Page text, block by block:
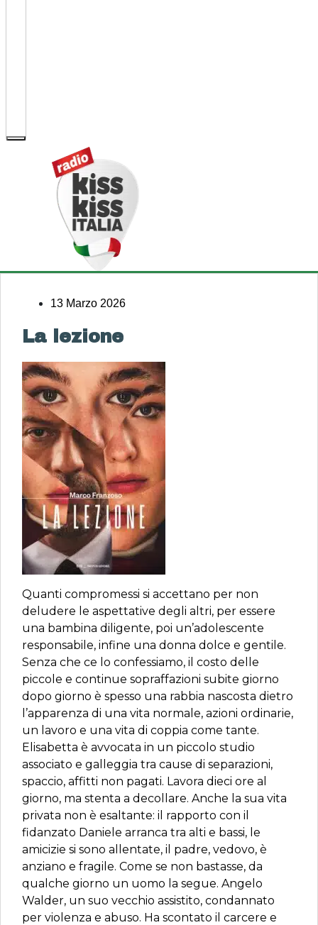
13 Marzo 2026
La lezione
Quanti compromessi si accettano per non
deludere le aspettative degli altri, per essere
una bambina diligente, poi un’adolescente
responsabile, infine una donna dolce e gentile.
Senza che ce lo confessiamo, il costo delle
piccole e continue sopraffazioni subite giorno
dopo giorno è spesso una rabbia nascosta dietro
l’apparenza di una vita normale, azioni ordinarie,
un lavoro e una vita di coppia come tante.
Elisabetta è avvocata in un piccolo studio
associato e galleggia tra cause di separazioni,
spaccio, affitti non pagati. Lavora dieci ore al
giorno, ma stenta a decollare. Anche la sua vita
privata non è esaltante: il rapporto con il
fidanzato Daniele arranca tra alti e bassi, le
amicizie si sono allentate, il padre, vedovo, è
anziano e fragile. Come se non bastasse, da
qualche giorno un uomo la segue. Angelo
Walder, un suo vecchio assistito, condannato
per violenza e abuso. Ha scontato il carcere e